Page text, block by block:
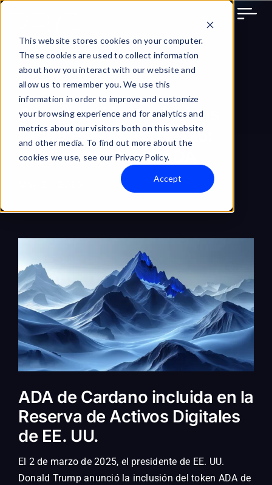
This website stores cookies on your computer.
These cookies are used to collect information
about how you interact with our website and
allow us to remember you. We use this
information in order to improve and customize
your browsing experience and for analytics and
metrics about our visitors both on this website
and other media. To find out more about the
cookies we use, see our Privacy Policy.
Accept
Skip
content
Acumulación de Activos
Digitales – Marzo 2025:
Explora el Rol de ADA
ADA de Cardano incluida en la
Reserva de Activos Digitales
de EE. UU.
El 2 de marzo de 2025, el presidente de EE. UU.
Donald Trump anunció la inclusión del token ADA de